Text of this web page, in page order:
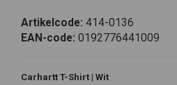
Artikelcode: 414-0136
EAN-code: 0192776441009
Carhartt T-Shirt | Wit